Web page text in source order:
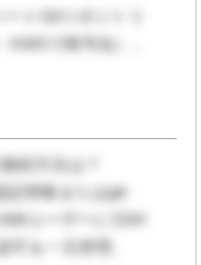
トGitリポジトリ
KMSで暗号化）。
続方法は？
証情報またはgit-
ユーザーにSSH
可を一元管理。